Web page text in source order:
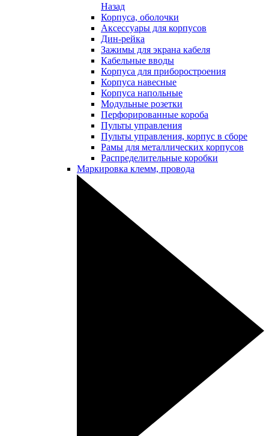
Назад
Корпуса, оболочки
Аксессуары для корпусов
Дин-рейка
Зажимы для экрана кабеля
Кабельные вводы
Корпуса для приборостроения
Корпуса навесные
Корпуса напольные
Модульные розетки
Перфорированные короба
Пульты управления
Пульты управления, корпус в сборе
Рамы для металлических корпусов
Распределительные коробки
Маркировка клемм, провода